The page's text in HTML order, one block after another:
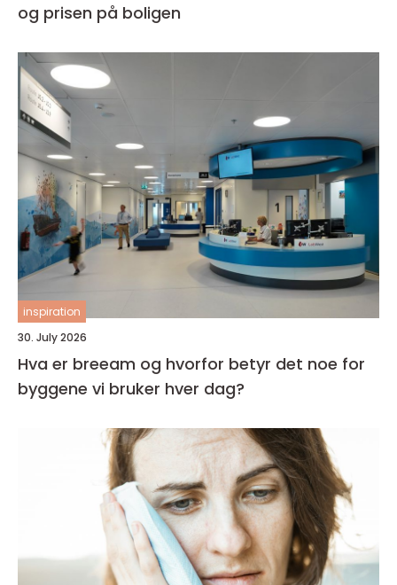
og prisen på boligen
inspiration
30. July 2026
Hva er breeam og hvorfor betyr det noe for
byggene vi bruker hver dag?